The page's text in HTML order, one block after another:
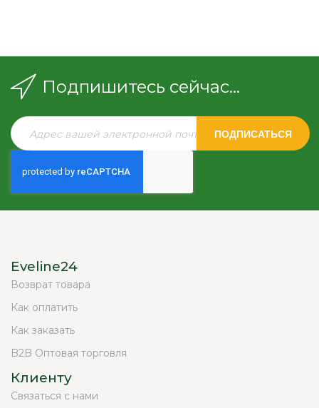
Подпишитесь сейчас...
ПОДПИСАТЬСЯ
Eveline24
Возврат товара
Как оплатить
Как заказать
B2B Оптовая торговля
Клиенту
Связаться с нами